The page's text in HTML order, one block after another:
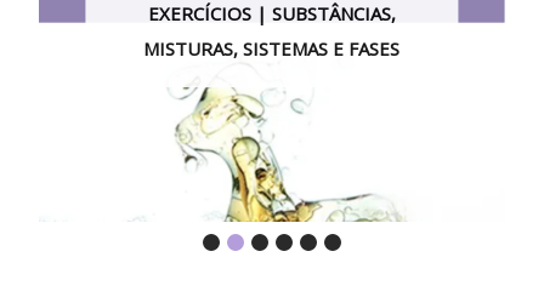
EXERCÍCIOS | SUBSTÂNCIAS,
MISTURAS, SISTEMAS E FASES